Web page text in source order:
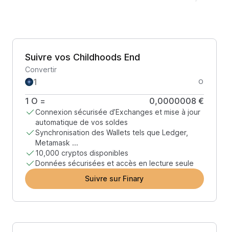
Suivre vos Childhoods End
Convertir
O
1 O = 0,0000008 €
Connexion sécurisée d’Exchanges et mise à jour
automatique de vos soldes
Synchronisation des Wallets tels que Ledger,
Metamask ...
10,000 cryptos disponibles
Données sécurisées et accès en lecture seule
Suivre sur Finary